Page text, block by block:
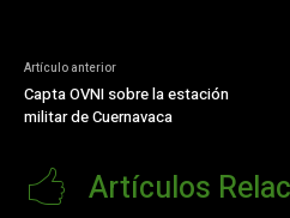
Artículo anterior
Capta OVNI sobre la estación
militar de Cuernavaca
Artículos